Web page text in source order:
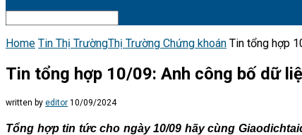
Home Tin Thị TrườngThị Trường Chứng khoán Tin tổng hợp
Tin tổng hợp 10/09: Anh công bố dữ
written by editor 10/09/2024
Tổng hợp tin tức cho ngày 10/09 hãy cùng